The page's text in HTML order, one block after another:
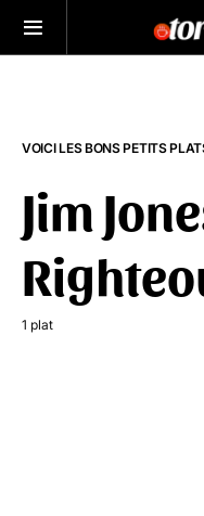
VOICI LES BONS PETITS
Jim
1 plat